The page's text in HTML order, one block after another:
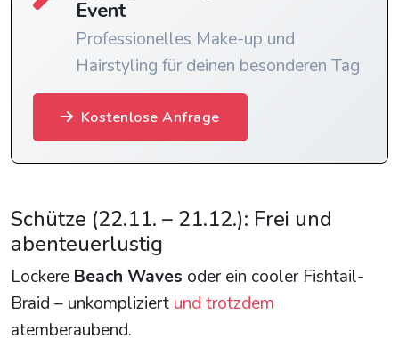
Event
Professionelles Make-up und
Hairstyling für deinen besonderen Tag
Kostenlose Anfrage
Schütze (22.11. – 21.12.): Frei und
abenteuerlustig
Lockere Beach Waves oder ein cooler Fishtail-
Braid – unkompliziert und trotzdem
atemberaubend.